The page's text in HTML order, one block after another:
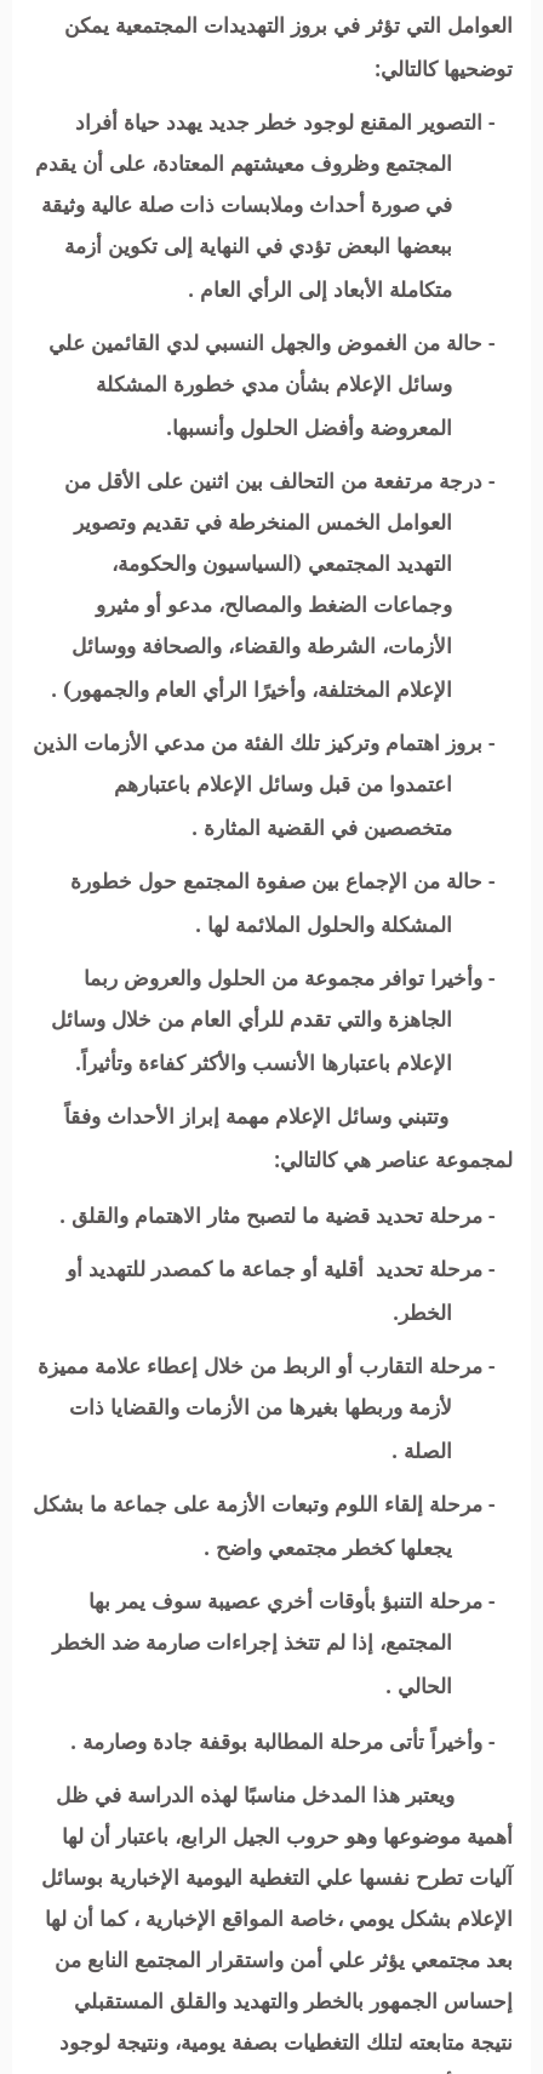
العوامل التي تؤثر في بروز التهديدات المجتمعية يمكن
توضحيها كالتالي:
- التصوير المقنع لوجود خطر جديد يهدد حياة أفراد
المجتمع وظروف معيشتهم المعتادة، على أن يقدم
في صورة أحداث وملابسات ذات صلة عالية وثيقة
ببعضها البعض تؤدي في النهاية إلى تكوين أزمة
متكاملة الأبعاد إلى الرأي العام .
- حالة من الغموض والجهل النسبي لدي القائمين علي
وسائل الإعلام بشأن مدي خطورة المشكلة
المعروضة وأفضل الحلول وأنسبها.
- درجة مرتفعة من التحالف بين اثنين على الأقل من
العوامل الخمس المنخرطة في تقديم وتصوير
التهديد المجتمعي (السياسيون والحكومة،
وجماعات الضغط والمصالح، مدعو أو مثيرو
الأزمات، الشرطة والقضاء، والصحافة ووسائل
الإعلام المختلفة، وأخيرًا الرأي العام والجمهور) .
- بروز اهتمام وتركيز تلك الفئة من مدعي الأزمات الذين
اعتمدوا من قبل وسائل الإعلام باعتبارهم
متخصصين في القضية المثارة .
- حالة من الإجماع بين صفوة المجتمع حول خطورة
المشكلة والحلول الملائمة لها .
- وأخيرا توافر مجموعة من الحلول والعروض ربما
الجاهزة والتي تقدم للرأي العام من خلال وسائل
الإعلام باعتبارها الأنسب والأكثر كفاءة وتأثيراً.
وتتبني وسائل الإعلام مهمة إبراز الأحداث وفقاً
لمجموعة عناصر هي كالتالي:
- مرحلة تحديد قضية ما لتصبح مثار الاهتمام والقلق .
- مرحلة تحديد أقلية أو جماعة ما كمصدر للتهديد أو
الخطر.
- مرحلة التقارب أو الربط من خلال إعطاء علامة مميزة
لأزمة وربطها بغيرها من الأزمات والقضايا ذات
الصلة .
- مرحلة إلقاء اللوم وتبعات الأزمة على جماعة ما بشكل
يجعلها كخطر مجتمعي واضح .
- مرحلة التنبؤ بأوقات أخري عصيبة سوف يمر بها
المجتمع، إذا لم تتخذ إجراءات صارمة ضد الخطر
الحالي .
- وأخيراً تأتى مرحلة المطالبة بوقفة جادة وصارمة .
ويعتبر هذا المدخل مناسبًا لهذه الدراسة في ظل
أهمية موضوعها وهو حروب الجيل الرابع، باعتبار أن لها
آليات تطرح نفسها علي التغطية اليومية الإخبارية بوسائل
الإعلام بشكل يومي ،خاصة المواقع الإخبارية ، كما أن لها
بعد مجتمعي يؤثر علي أمن واستقرار المجتمع النابع من
إحساس الجمهور بالخطر والتهديد والقلق المستقبلي
نتيجة متابعته لتلك التغطيات بصفة يومية، ونتيجة لوجود